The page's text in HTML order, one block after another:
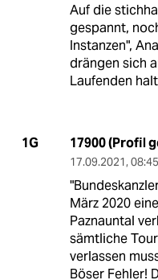
Auf die
gespannt,
Instanzen",
drängen sich
Laufenden
1G 17900 (Profil
17.09.2021,
März 2020
Paznauntal
sämtliche
verlassen
Böser Fehler!